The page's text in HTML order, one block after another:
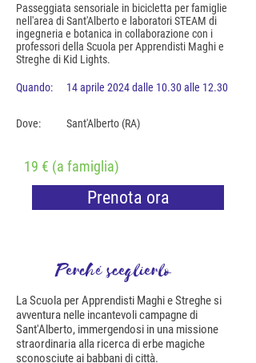
Passeggiata sensoriale in bicicletta per famiglie
nell'area di Sant'Alberto e laboratori STEAM di
ingegneria e botanica in collaborazione con i
professori della Scuola per Apprendisti Maghi e
Streghe di Kid Lights.
Quando: 14 aprile 2024 dalle 10.30 alle 12.30
Dove: Sant'Alberto (RA)
19 € (a famiglia)
Prenota ora
Perché sceglierlo
La Scuola per Apprendisti Maghi e Streghe si
avventura nelle incantevoli campagne di
Sant'Alberto, immergendosi in una missione
straordinaria alla ricerca di erbe magiche
sconosciute ai babbani di città.